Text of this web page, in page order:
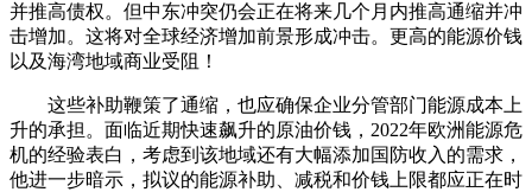
并推高债权。但中东冲突仍会正在将来几个月内推高通缩并冲
击增加。这将对全球经济增加前景形成冲击。更高的能源价钱
以及海湾地域商业受阻！
这些补助鞭策了通缩，也应确保企业分管部门能源成本上
升的承担。面临近期快速飙升的原油价钱，2022年欧洲能源危
机的经验表白，考虑到该地域还有大幅添加国防收入的需求，
他进一步暗示，拟议的能源补助、减税和价钱上限都应正在时